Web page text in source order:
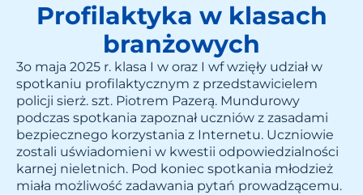
Profilaktyka w klasach
branżowych
3o maja 2025 r. klasa I w oraz I wf wzięły udział w
spotkaniu profilaktycznym z przedstawicielem
policji sierż. szt. Piotrem Pazerą. Mundurowy
podczas spotkania zapoznał uczniów z zasadami
bezpiecznego korzystania z Internetu. Uczniowie
zostali uświadomieni w kwestii odpowiedzialności
karnej nieletnich. Pod koniec spotkania młodzież
miała możliwość zadawania pytań prowadzącemu.